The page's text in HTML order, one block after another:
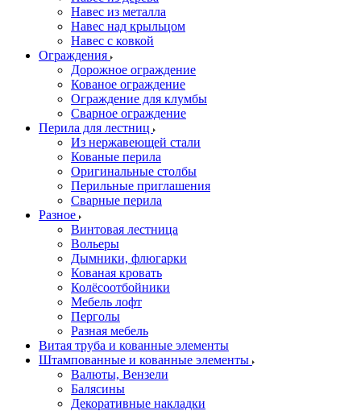
Навес из металла
Навес над крыльцом
Навес с ковкой
Ограждения
Дорожное ограждение
Кованое ограждение
Ограждение для клумбы
Сварное ограждение
Перила для лестниц
Из нержавеющей стали
Кованые перила
Оригинальные столбы
Перильные приглашения
Сварные перила
Разное
Винтовая лестница
Вольеры
Дымники, флюгарки
Кованая кровать
Колёсоотбойники
Мебель лофт
Перголы
Разная мебель
Витая труба и кованные элементы
Штампованные и кованные элементы
Валюты, Вензели
Балясины
Декоративные накладки